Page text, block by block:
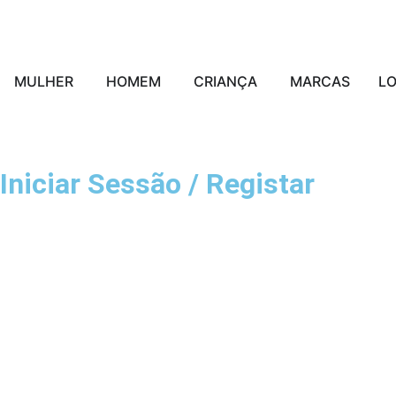
MULHER HOMEM CRIANÇA MARCAS
Iniciar Sessão / Registar